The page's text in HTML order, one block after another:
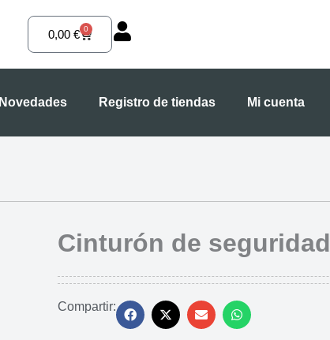
0,00 € 0
Carrito
Novedades Registro de tiendas Mi cuenta
Cinturón de seguridad
Compartir: